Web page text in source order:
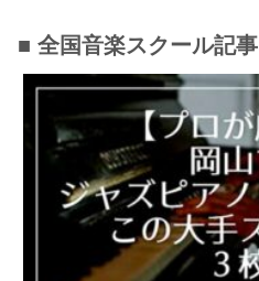
■ 全国音楽スクール記事